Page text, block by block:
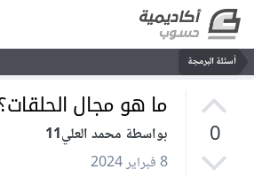
أسئلة البرمجة
0
ما هو مجال الحلقات؟
بواسطة محمد العلي11
8 فبراير 2024